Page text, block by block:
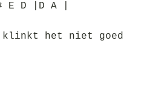
E D |D A |
klinkt het niet goed